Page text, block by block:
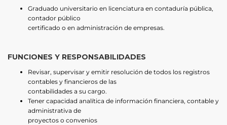
Graduado universitario en licenciatura en contaduría pública,
contador público
certificado o en administración de empresas.
FUNCIONES Y RESPONSABILIDADES
Revisar, supervisar y emitir resolución de todos los registros
contables y financieros de las
contabilidades a su cargo.
Tener capacidad analítica de información financiera, contable y
administrativa de
proyectos o convenios